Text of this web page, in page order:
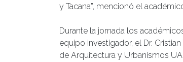
y Tacana”, mencionó el
Durante la jornada los
equipo investigador, el Dr.
de Arquitectura y Urbanismos